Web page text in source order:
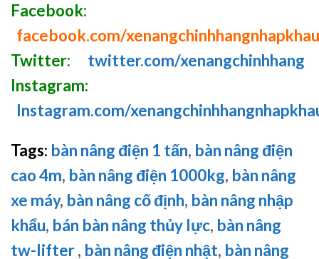
Facebook:
facebook.com/xenangchinhhangnhapkhau
Twitter:
twitter.com/xenangchinhhang
Instagram:
Instagram.com/
Tags: bàn nâng điện 1 tấn, bàn nâng điện
cao 4m, bàn nâng điện 1000kg, bàn nâng
xe máy, bàn nâng cố định, bàn nâng nhập
khẩu, bán bàn nâng thủy lực, bàn nâng
tw-lifter, bàn nâng điện nhật, bàn nâng